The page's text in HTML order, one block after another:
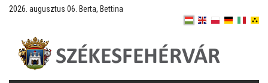
2026. augusztus 06. Berta, Bettina